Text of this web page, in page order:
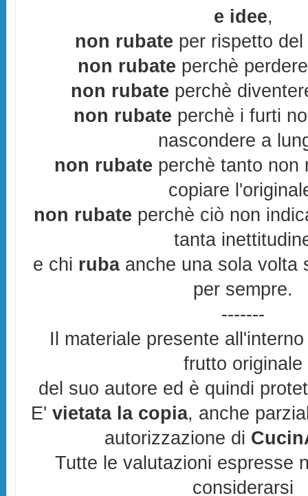
e idee,
non rubate per rispetto
non rubate perchè
non rubate perchè
non rubate perchè i furti
nascondere a
non rubate perchè tanto non
copiare
non rubate perchè ciò non
tanta
e chi rubaanche una sola volta
per sempre.
-------
Il materiale presente
frutto originale
del suo autore ed è quindi
E'vietata la copia, anche
autorizzazione di
Tutte le valutazioni espresse
considerarsi